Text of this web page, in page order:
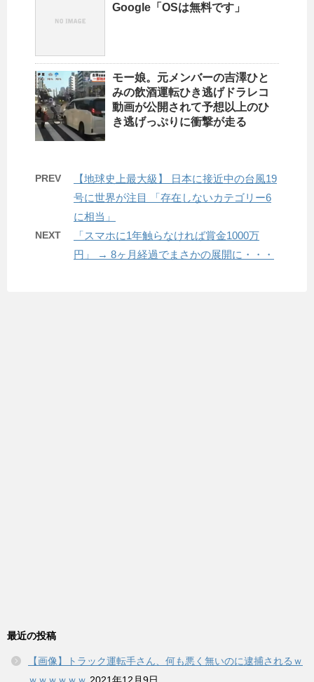
Google「OSは無料です」
モー娘。元メンバーの吉澤ひと
みの飲酒運転ひき逃げドラレコ
動画が公開されて予想以上のひ
き逃げっぷりに衝撃が走る
PREV
【地球史上最大級】 日本に接近中の台風19
号に世界が注目 「存在しないカテゴリー6
に相当」
NEXT
「スマホに1年触らなければ賞金1000万
円」 → 8ヶ月経過でまさかの展開に・・・
最近の投稿
【画像】トラック運転手さん、何も悪く無いのに逮捕されるｗ